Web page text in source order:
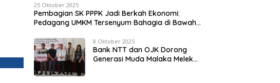
25 Oktober 2025
Pembagian SK PPPK Jadi Berkah Ekonomi:
Pedagang UMKM Tersenyum Bahagia di Bawah
8 Oktober 2025
Bank NTT dan OJK Dorong
Generasi Muda Malaka Melek